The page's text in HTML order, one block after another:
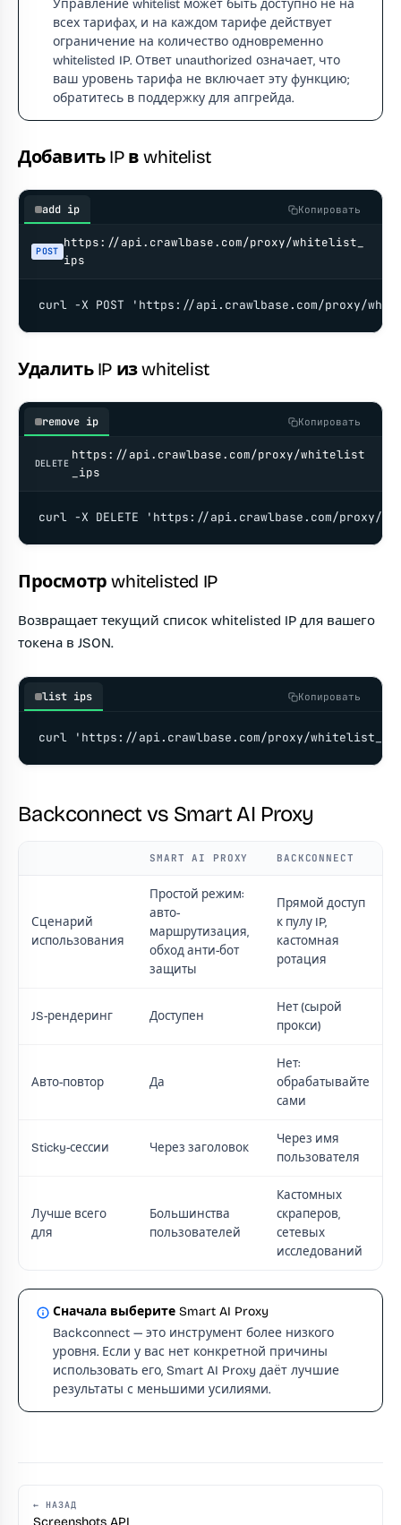
Управление whitelist может быть доступно не на
всех тарифах, и на каждом тарифе действует
ограничение на количество одновременно
whitelisted IP. Ответ unauthorized означает, что
ваш уровень тарифа не включает эту функцию;
обратитесь в поддержку для апгрейда.
Добавить IP в whitelist
add ip Копировать
POST
https://api.crawlbase.com/proxy/whitelist_
ips
curl -X POST 'https://api.crawlbase.com/proxy/
Удалить IP из whitelist
remove ip Копировать
DELETE
https://api.crawlbase.com/proxy/whitelist
_ips
curl -X DELETE 'https://api.crawlbase.com/proxy/
Просмотр whitelisted IP
Возвращает текущий список whitelisted IP для вашего
токена в JSON.
list ips Копировать
curl 'https://api.crawlbase.com/proxy/
Backconnect vs Smart AI Proxy
SMART AI PROXY BACKCONNECT
Сценарий
использования
Простой режим:
авто-
маршрутизация,
обход анти-бот
защиты
Прямой доступ
к пулу IP,
кастомная
ротация
JS-рендеринг Доступен
Нет (сырой
прокси)
Авто-повтор Да
Нет:
обрабатывайте
сами
Sticky-сессии Через заголовок
Через имя
пользователя
Лучше всего
для
Большинства
пользователей
Кастомных
скраперов,
сетевых
исследований
Сначала выберите Smart AI Proxy
Backconnect — это инструмент более низкого
уровня. Если у вас нет конкретной причины
использовать его, Smart AI Proxy даёт лучшие
результаты с меньшими усилиями.
← НАЗАД
Screenshots API